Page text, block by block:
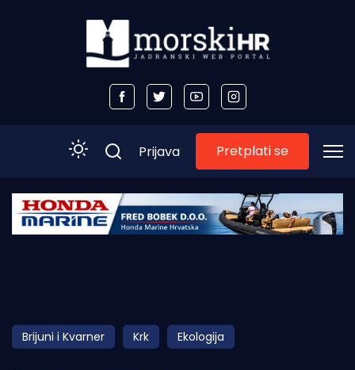
Početna
Obala
Otoci
Prijava Pretplati se
Brijuni i Kvarner Krk Ekologija